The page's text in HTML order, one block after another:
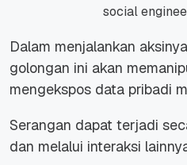
social
Dalam menjalankan
golongan ini akan
mengekspos data pribadi
Serangan dapat terjadi
dan melalui interaksi